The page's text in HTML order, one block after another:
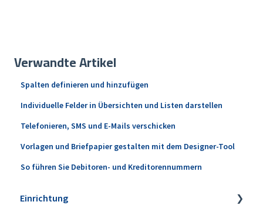
Verwandte Artikel
Spalten definieren und hinzufügen
Individuelle Felder in Übersichten und Listen darstellen
Telefonieren, SMS und E-Mails verschicken
Vorlagen und Briefpapier gestalten mit dem Designer-Tool
So führen Sie Debitoren- und Kreditorennummern
Einrichtung